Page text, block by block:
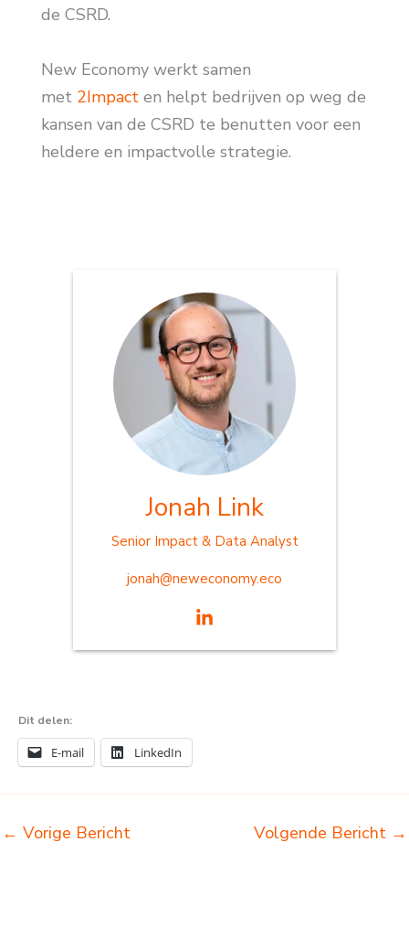
de CSRD.
New Economy werkt samen
met 2Impact en helpt bedrijven op weg de
kansen van de CSRD te benutten voor een
heldere en impactvolle strategie.
Jonah Link
Senior Impact & Data Analyst
jonah@neweconomy.eco
Dit delen:
E-mail LinkedIn
← Vorige Bericht Volgende Bericht →